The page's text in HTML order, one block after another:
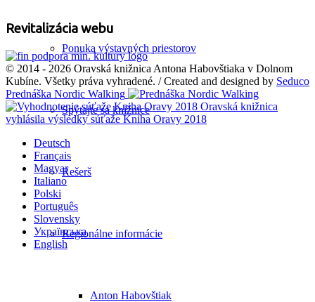
Ponuka výstavných priestorov
Spýtajte sa knižnice
Rešerš
Regionálne informácie
Anton Habovštiak
Revitalizácia webu
© 2014 - 2026 Oravská knižnica Antona Habovštiaka v Dolnom
Kubíne. Všetky práva vyhradené. / Created and designed by Seduco
Prednáška Nordic Walking
Oravská knižnica
vyhlásila výsledky súťaže Kniha Oravy 2018
Deutsch
Français
Magyar
Italiano
Polski
Português
Slovensky
Українська
English